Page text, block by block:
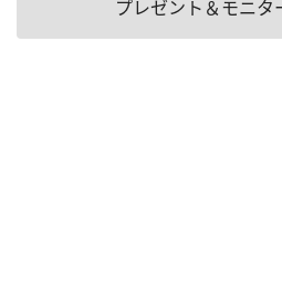
プレゼント＆モニタ